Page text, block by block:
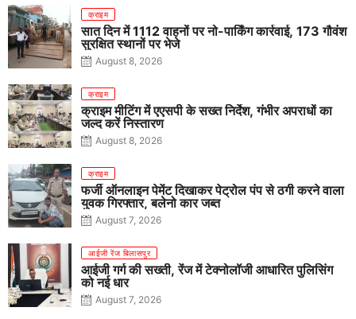
क्राइम
सात दिन में 1112 वाहनों पर नो-पार्किंग कार्रवाई, 173 गौवंश
सुरक्षित स्थानों पर भेजे
August 8, 2026
क्राइम
क्राइम मीटिंग में एएसपी के सख्त निर्देश, गंभीर अपराधों का
जल्द करें निस्तारण
August 8, 2026
क्राइम
फर्जी ऑनलाइन पेमेंट दिखाकर पेट्रोल पंप से ठगी करने वाला
युवक गिरफ्तार, बलेनो कार जब्त
August 7, 2026
आईजी रेंज बिलासपुर
आईजी गर्ग की सख्ती, रेंज में टेक्नोलॉजी आधारित पुलिसिंग
को नई धार
August 7, 2026